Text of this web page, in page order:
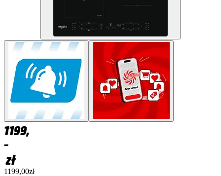
1199,
–
zł
1199,00zł